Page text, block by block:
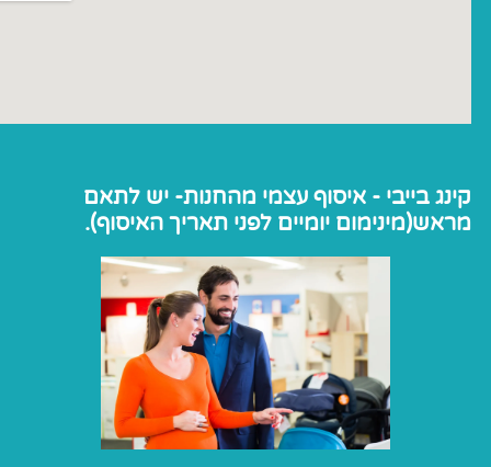
קינג בייבי - איסוף עצמי מהחנות- יש לתאם
מראש(מינימום יומיים לפני תאריך האיסוף).